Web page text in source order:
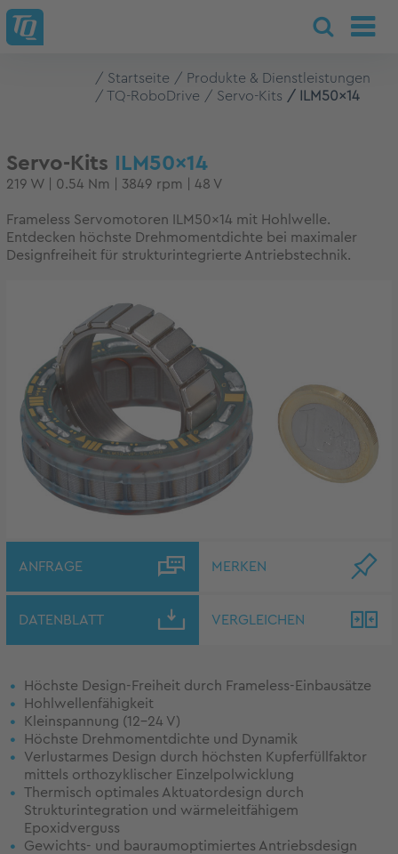
Startseite
Produkte & Dienstleistungen
TQ-RoboDrive
Servo-Kits ILM50x14
Servo-Kits ILM50x14
219 W | 0.54 Nm | 3849 rpm | 48 V
Frameless Servomotoren ILM50x14 mit Hohlwelle.
Entdecken höchste Drehmomentdichte bei maximaler
Designfreiheit für strukturintegrierte Antriebstechnik.
ANFRAGE MERKEN
DATENBLATT VERGLEICHEN
Höchste Design-Freiheit durch Frameless-Einbausätze
Hohlwellenfähigkeit
Kleinspannung (12-24 V)
Höchste Drehmomentdichte und Dynamik
Verlustarmes Design durch höchsten Kupferfüllfaktor
mittels orthozyklischer Einzelpolwicklung
Thermisch optimales Aktuatordesign durch
Strukturintegration und wärmeleitfähigem
Epoxidverguss
Gewichts- und bauraumoptimiertes Antriebsdesign